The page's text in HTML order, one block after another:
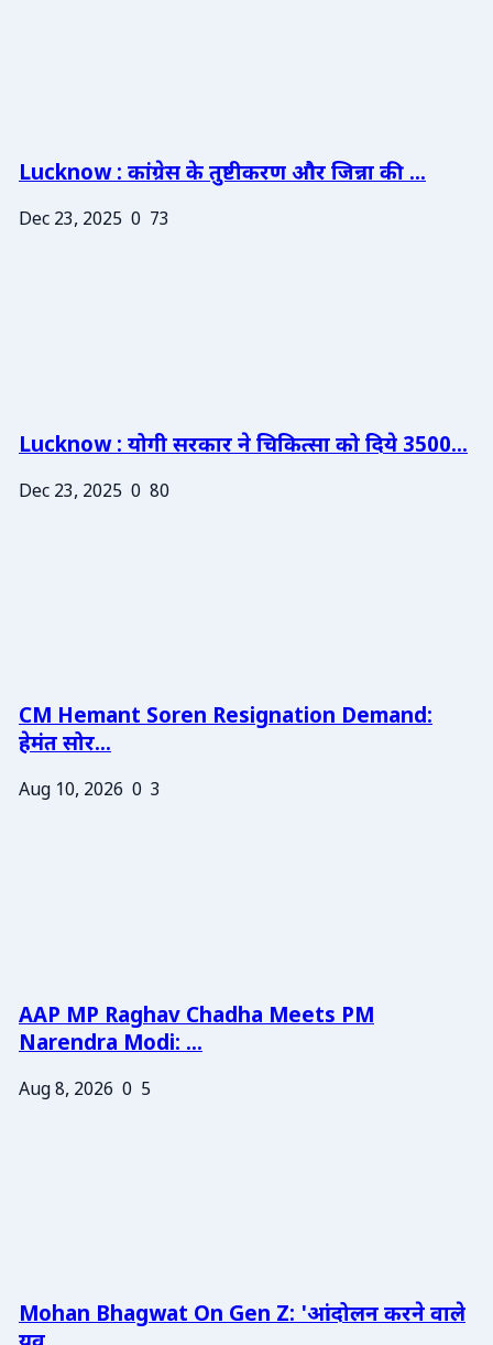
Lucknow : कांग्रेस के तुष्टीकरण और जिन्ना की ...
Dec 23, 2025 0 73
Lucknow : योगी सरकार ने चिकित्सा को दिये 3500...
Dec 23, 2025 0 80
CM Hemant Soren Resignation Demand:
हेमंत सोर...
Aug 10, 2026 0 3
AAP MP Raghav Chadha Meets PM
Narendra Modi: ...
Aug 8, 2026 0 5
Mohan Bhagwat On Gen Z: 'आंदोलन करने वाले